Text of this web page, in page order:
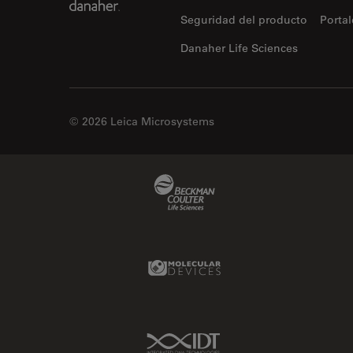
fluorescencia)
FluoSync
FRAP
Funciones de STELLARIS
Ginecología y Urología
Seguridad del producto
Danaher Life Sciences
© 2026 Leica Microsystems
Molecular Devices Link
IDT Link